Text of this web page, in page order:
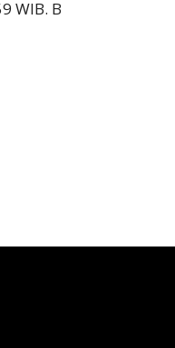
WIB. B